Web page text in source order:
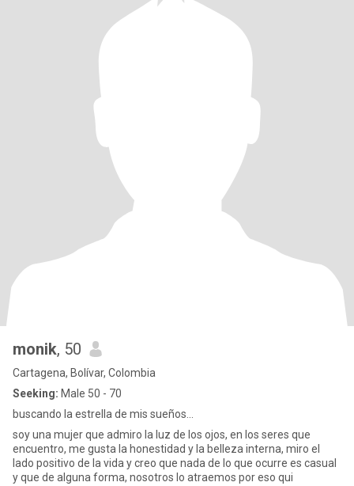
monik, 50
Cartagena, Bolívar, Colombia
Seeking: Male 50 - 70
buscando la estrella de mis sueños...
soy una mujer que admiro la luz de los ojos, en los seres que
encuentro, me gusta la honestidad y la belleza interna, miro el
lado positivo de la vida y creo que nada de lo que ocurre es casual
y que de alguna forma, nosotros lo atraemos por eso qui